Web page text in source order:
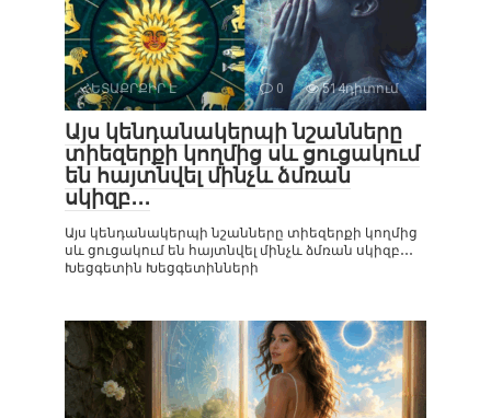
ՀԵՏԱՔՐՔԻՐ Է 0 514դիտում
Այս կենդանակերպի նշանները
տիեզերքի կողմից սև ցուցակում
են հայտնվել մինչև ձմռան
սկիզբ․․․
Այս կենդանակերպի նշանները տիեզերքի կողմից
սև ցուցակում են հայտնվել մինչև ձմռան սկիզբ․․․
Խեցգետին Խեցգետինների